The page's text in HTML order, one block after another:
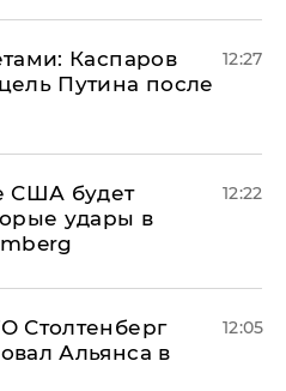
Каспаров
Путина после
12:27
США будет
удары в
12:22
Столтенберг
Альянса в
12:05